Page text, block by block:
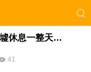
休息一整天…
41